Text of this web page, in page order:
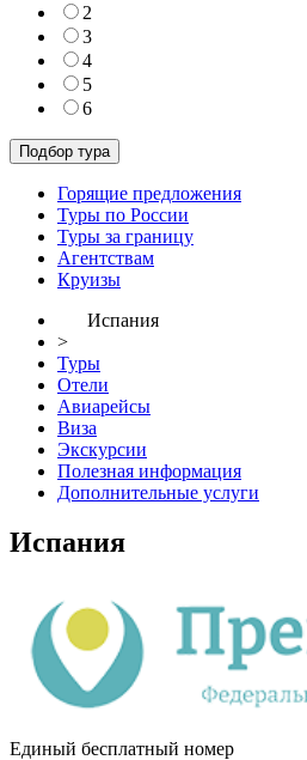
2
3
4
5
6
Горящие предложения
Туры по России
Туры за границу
Агентствам
Круизы
Испания
>
Туры
Отели
Авиарейсы
Виза
Экскурсии
Полезная информация
Дополнительные услуги
Испания
Единый бесплатный номер